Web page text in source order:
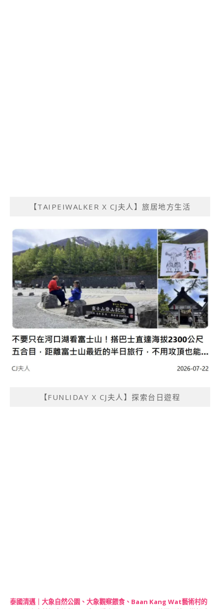
【TAIPEIWALKER X CJ夫人】旅居地方生活
【FUNLIDAY X CJ夫人】探索台日遊程
泰國清邁｜大象自然公園、大象觀察餵食、Baan Kang Wat藝術村的